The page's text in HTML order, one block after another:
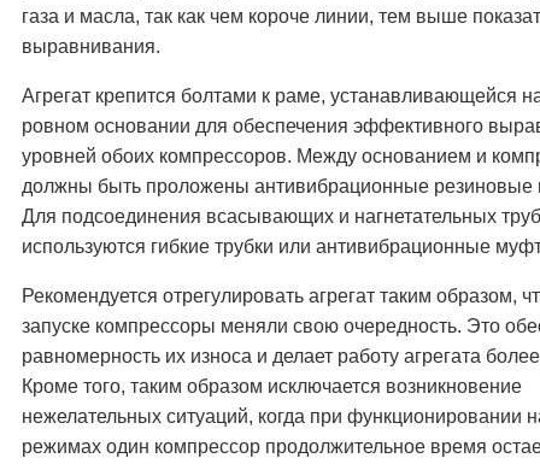
газа и масла, так как чем короче линии, тем выше
выравнивания.
Агрегат крепится болтами к раме, устанавливающейся
ровном основании для обеспечения эффективного
уровней обоих компрессоров. Между основанием и
должны быть проложены антивибрационные резиновые
Для подсоединения всасывающих и нагнетательных
используются гибкие трубки или антивибрационные
Рекомендуется отрегулировать агрегат таким образом,
запуске компрессоры меняли свою очередность. Это
равномерность их износа и делает работу агрегата
Кроме того, таким образом исключается возникновение
нежелательных ситуаций, когда при функционировании
режимах один компрессор продолжительное время